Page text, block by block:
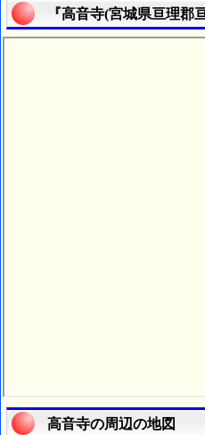
『高音寺(宮城県亘理
高音寺の周辺の地図